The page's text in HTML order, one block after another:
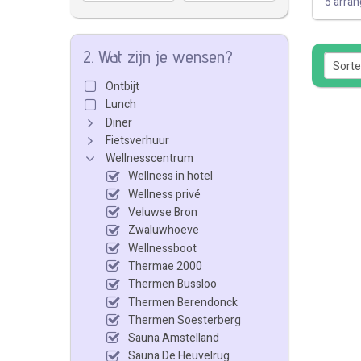
2. Wat zijn je wensen?
Ontbijt
Lunch
Diner
Fietsverhuur
Wellnesscentrum
Wellness in hotel
Wellness privé
Veluwse Bron
Zwaluwhoeve
Wellnessboot
Thermae 2000
Thermen Bussloo
Thermen Berendonck
Thermen Soesterberg
Sauna Amstelland
Sauna De Heuvelrug